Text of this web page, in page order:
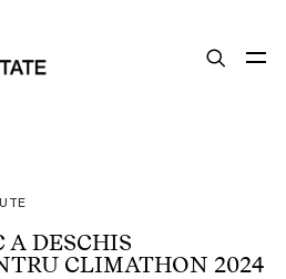
DESCHIS
CLIMATHON 2024